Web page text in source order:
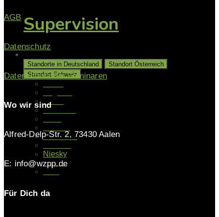
Supervision
Standorte in Deutschland
Standort Österreich
Standort Schweiz
Berlin
Gladbeck
Hannover
Niesky
Kassel
AGB
Datenschutz
Datenschutz bei Seminaren
Wo wir sind
Alfred-Delp-Str. 2, 73430 Aalen
E: info@wzpp.de
Für Dich da